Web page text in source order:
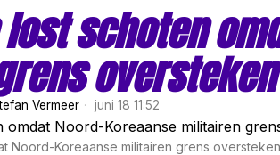
schoten
oversteken
Vermeer juni 18 11:52
Noord-Koreaanse militairen grens oversteken